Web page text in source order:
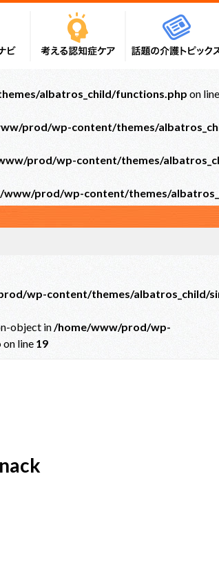
albatros_child/functions.php on line
prod/wp-content/themes/
prod/wp-content/themes/
www/prod/wp-content/themes/
wp-content/themes/albatros_child/
object in/home/www/prod/wp-
on line 19